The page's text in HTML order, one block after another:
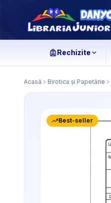
Rechizite
Acasă Birotica și Papetărie
Best-seller